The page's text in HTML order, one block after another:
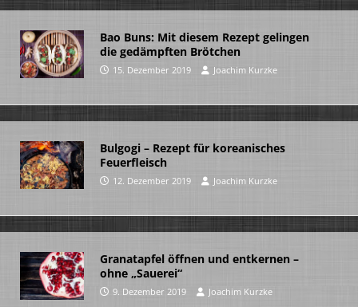
Bao Buns: Mit diesem Rezept gelingen
die gedämpften Brötchen
15. Dezember 2019 Joachim Kurzke
Bulgogi – Rezept für koreanisches
Feuerfleisch
12. Dezember 2019 Joachim Kurzke
Granatapfel öffnen und entkernen –
ohne „Sauerei“
9. Dezember 2019 Joachim Kurzke